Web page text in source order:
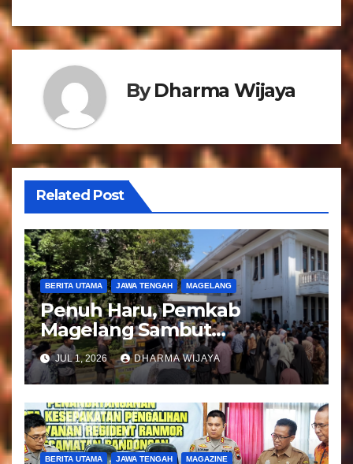
g
a
s
i
p
o
s
ByDharma Wijaya
Related Post
BERITA UTAMA JAWA TENGAH MAGELANG
Penuh Haru, Pemkab
Magelang Sambut
Kepulangan Jemaah Haji
Kloter 81
JUL 1, 2026 DHARMA WIJAYA
BERITA UTAMA JAWA TENGAH MAGAZINE